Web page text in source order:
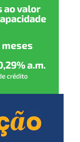
mais
a
Nova
que a nova sede
e para o
acolhimento.